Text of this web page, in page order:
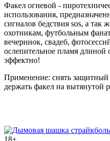
Факел огневой -
использования,
сигналов бедствия sos, а так
охотникам, футбольным
вечеринок, свадеб,
ослепительное пламя длиной
эффектно!
Применение: снять
держать факел на вытянутой
18+